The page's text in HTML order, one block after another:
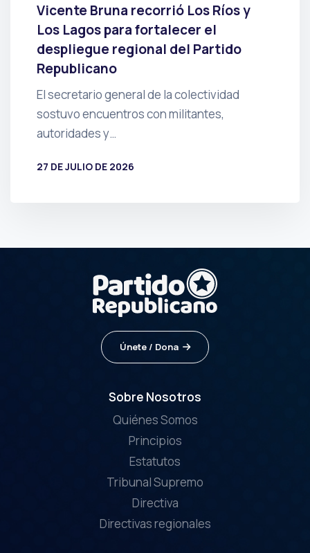
Vicente Bruna recorrió Los Ríos y
Los Lagos para fortalecer el
despliegue regional del Partido
Republicano
El secretario general de la colectividad
sostuvo encuentros con militantes,
autoridades y…
27 DE JULIO DE 2026
Únete / Dona
Sobre Nosotros
Quiénes Somos
Principios
Estatutos
Tribunal Supremo
Directiva
Directivas regionales